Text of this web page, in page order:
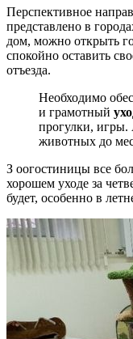
Перспективное
представлено в
дом, можно открыть
спокойно оставить
отъезда.
Необходимо
и грамотный
прогулки, игры.
животных до
З оогостиницы все
хорошем уходе за
будет, особенно в